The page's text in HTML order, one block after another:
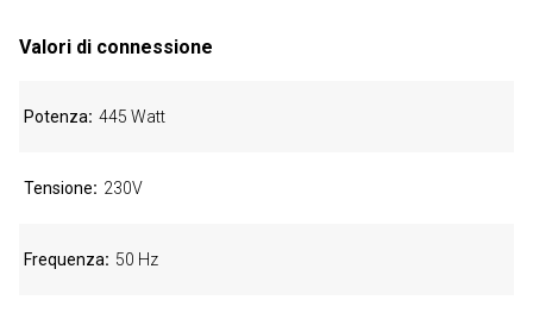
Valori di connessione
Potenza 445 Watt
Tensione 230V
Frequenza 50 Hz